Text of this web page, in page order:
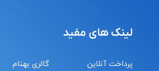
لینک های مفید
پرداخت آنلاین
گالری بهنام